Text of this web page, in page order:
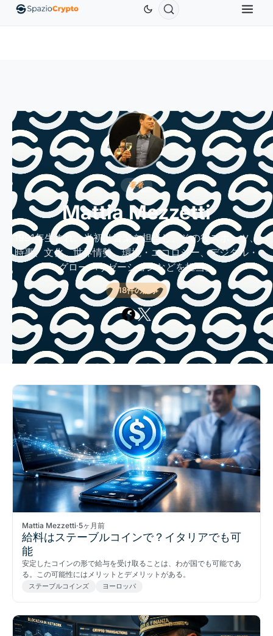
ETH$1,880.58↑1.90% $0.9991↑0.00% $586.64
著者
Mattia Mezzetti
1991年生まれ。当初は音楽を担当し、その後スポーツ、
時事、文化、世界情勢、環境・エコロジー、デジタル・
グローバリゼーションなどを担当。
118件の記事
Mattia Mezzetti·5ヶ月前
給料はステーブルコインで？イタリアでも可
能
安定したコインの形で給与を受け取ることは、わが国でも可能であ
る。この可能性にはメリットとデメリットがある。
ステーブルコインズ ヨーロッパ